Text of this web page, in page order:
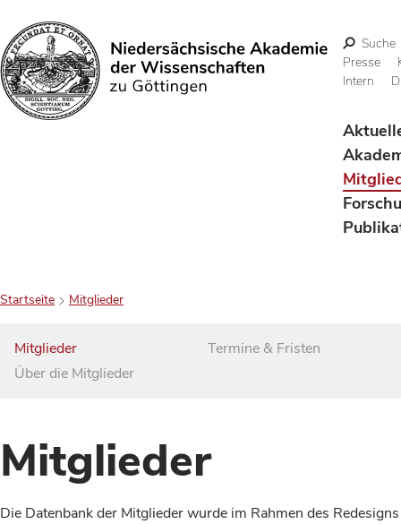
Suchen
Suche
Presse
Intern
Startseite Mitglieder
Mitglieder
Über die Mitglieder
Termine & Fristen
Mitglieder
Die Datenbank der Mitglieder wurde im Rahmen des Redesigns